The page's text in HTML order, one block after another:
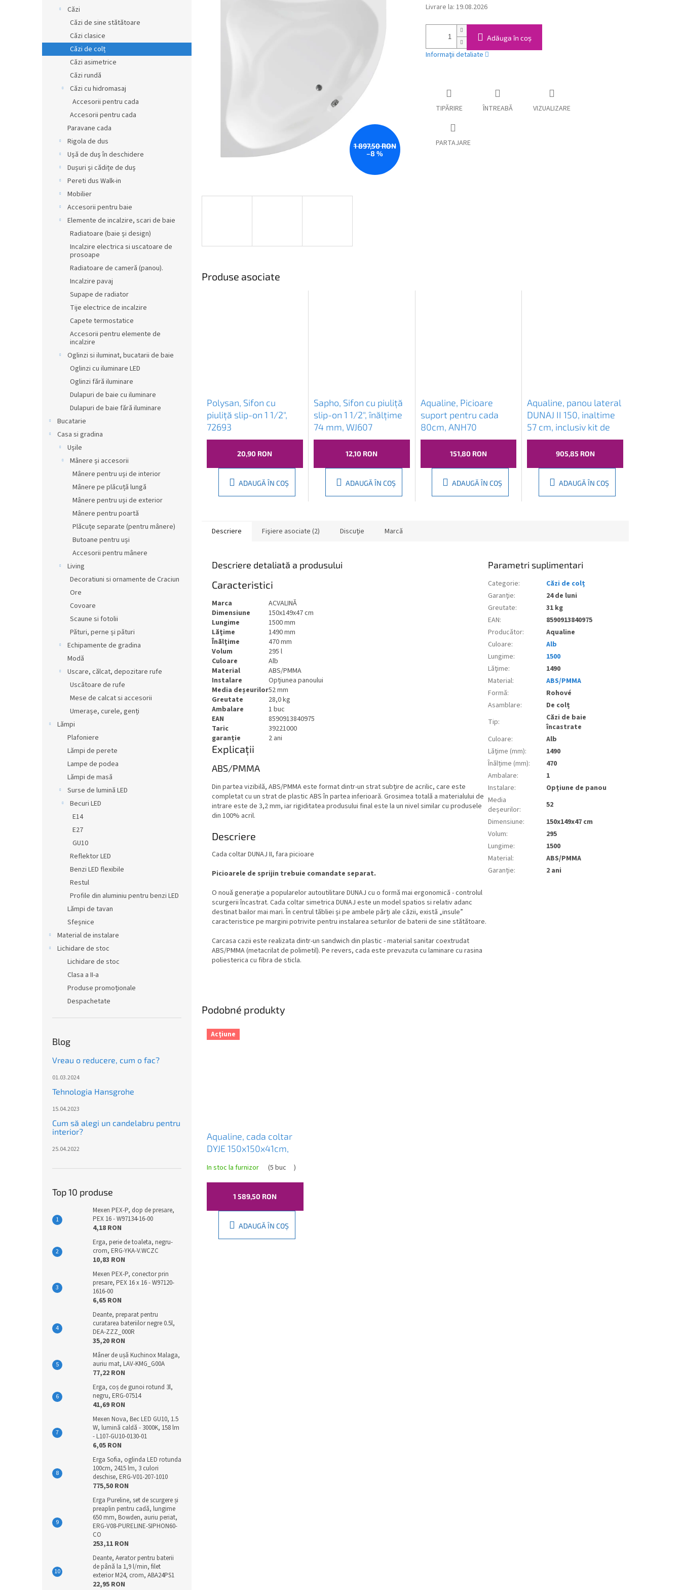
ă
Căzi
Căzi de sine stătătoare
Căzi clasice
Căzi de colț
Căzi asimetrice
Căzi rundă
Căzi cu hidromasaj
Accesorii pentru cada
Accesorii pentru cada
Paravane cada
Rigola de dus
Ușă de duș în deschidere
Dușuri și cădițe de duș
Pereti dus Walk-in
Mobilier
Accesorii pentru baie
Elemente de incalzire, scari de baie
Radiatoare (baie și design)
Incalzire electrica si uscatoare de
prosoape
Radiatoare de cameră (panou).
Incalzire pavaj
Supape de radiator
Tije electrice de incalzire
Capete termostatice
Accesorii pentru elemente de
incalzire
Oglinzi si iluminat, bucatarii de baie
Oglinzi cu iluminare LED
Oglinzi fără iluminare
Dulapuri de baie cu iluminare
Dulapuri de baie fără iluminare
Bucatarie
Casa si gradina
Ușile
Mânere și accesorii
Mânere pentru uși de interior
Mânere pe plăcuță lungă
Mânere pentru uși de exterior
Mânere pentru poartă
Plăcuțe separate (pentru mânere)
Butoane pentru uși
Accesorii pentru mânere
Living
Decoratiuni si ornamente de Craciun
Ore
Covoare
Scaune si fotolii
Pături, perne și pături
Echipamente de gradina
Modă
Uscare, călcat, depozitare rufe
Uscătoare de rufe
Mese de calcat si accesorii
Umerașe, curele, genți
Lămpi
Plafoniere
Lămpi de perete
Lampe de podea
Lămpi de masă
Surse de lumină LED
Becuri LED
E14
E27
GU10
Reflektor LED
Benzi LED flexibile
Restul
Profile din aluminiu pentru benzi LED
Lămpi de tavan
Sfeșnice
Material de instalare
Lichidare de stoc
Lichidare de stoc
Clasa a II-a
Produse promoționale
Despachetate
Blog
Vreau o reducere, cum o fac?
01.03.2024
Tehnologia Hansgrohe
15.04.2023
Cum să alegi un candelabru pentru
interior?
25.04.2022
Top 10 produse
Mexen PEX-P, dop de presare,
PEX 16 - W97134-16-00
4,18 RON
Erga, perie de toaleta, negru-
crom, ERG-YKA-V.WCZC
10,83 RON
Mexen PEX-P, conector prin
presare, PEX 16 x 16 - W97120-
1616-00
6,65 RON
Deante, preparat pentru
curatarea bateriilor negre 0.5l,
DEA-ZZZ_000R
35,20 RON
Mâner de ușă Kuchinox Malaga,
auriu mat, LAV-KMG_G00A
77,22 RON
Erga, coș de gunoi rotund 3l,
negru, ERG-07514
41,69 RON
Mexen Nova, Bec LED GU10, 1.5
W, lumină caldă - 3000K, 158 lm
- L107-GU10-0130-01
6,05 RON
Erga Sofia, oglinda LED rotunda
100cm, 2415 lm, 3 culori
deschise, ERG-V01-207-1010
775,50 RON
Erga Pureline, set de scurgere și
preaplin pentru cadă, lungime
650 mm, Bowden, auriu periat,
ERG-V08-PURELINE-SIPHON60-
CO
253,11 RON
Deante, Aerator pentru baterii
de până la 1,9 l/min, filet
exterior M24, crom, ABA24PS1
22,95 RON
1 897,50 RON
–8 %
Evaluare
Livrare la: 19.08.2026
Adăuga în coş
Informaţii detaliate
TIPĂRIRE ÎNTREABĂ VIZUALIZARE
PARTAJARE
Produse asociate
Polysan, Sifon cu
piuliță slip-on 1 1/2",
72693
20,90 RON
ADAUGĂ ÎN COŞ
Sapho, Sifon cu piuliță
slip-on 1 1/2", înălțime
74 mm, WJ607
12,10 RON
ADAUGĂ ÎN COŞ
Aqualine, Picioare
suport pentru cada
80cm, ANH70
151,80 RON
ADAUGĂ ÎN COŞ
Aqualine, panou lateral
DUNAJ II 150, inaltime
57 cm, inclusiv kit de
montare, G1355
905,85 RON
ADAUGĂ ÎN COŞ
Descriere Fişiere asociate (2) Discuţie Marcă
Descriere detaliată a produsului
Caracteristici
Marca
ACVALINĂ
Dimensiune
150x149x47 cm
Lungime
1500 mm
Lăţime
1490 mm
Înălţime
470 mm
Volum
295 l
Culoare
Alb
Material
ABS/PMMA
Instalare
Opțiunea panoului
Media deșeurilor52 mm
Greutate
28,0 kg
Ambalare
1 buc
EAN
8590913840975
Taric
39221000
garanție
2 ani
Explicații
ABS/PMMA
Din partea vizibilă, ABS/PMMA este format dintr-un strat subțire de acrilic, care este
completat cu un strat de plastic ABS în partea inferioară. Grosimea totală a materialului de
intrare este de 3,2 mm, iar rigiditatea produsului final este la un nivel similar cu produsele
din 100% acril.
Descriere
Cada coltar DUNAJ II, fara picioare
Picioarele de sprijin trebuie comandate separat.
O nouă generație a popularelor autoutilitare DUNAJ cu o formă mai ergonomică - controlul
scurgerii încastrat. Cada coltar simetrica DUNAJ este un model spatios si relativ adanc
destinat bailor mai mari. În centrul tăbliei și pe ambele părți ale căzii, există „insule”
caracteristice pe margini potrivite pentru instalarea seturilor de baterii de sine stătătoare.
Carcasa cazii este realizata dintr-un sandwich din plastic - material sanitar coextrudat
ABS/PMMA (metacrilat de polimetil). Pe revers, cada este prevazuta cu laminare cu rasina
poliesterica cu fibra de sticla.
Parametri suplimentari
Categorie:
Căzi de colț
Garanţie:
24 de luni
Greutate:
31 kg
EAN:
8590913840975
Producător:
Aqualine
Culoare:
Alb
Lungime:
1500
Lăţime:
1490
Material:
ABS/PMMA
Formă:
Rohové
Asamblare:
De colț
Tip:
Căzi de baie
încastrate
Culoare:
Alb
Lăţime (mm):
1490
Înălțime (mm):
470
Ambalare:
1
Instalare:
Opțiune de panou
Media
deșeurilor:
52
Dimensiune:
150x149x47 cm
Volum:
295
Lungime:
1500
Material:
ABS/PMMA
Garanție: 2 ani
Podobné produkty
Acţiune
Aqualine, cada coltar
DYJE 150x150x41cm,
In stoc la furnizor (5 buc )
1 589,50 RON
ADAUGĂ ÎN COŞ